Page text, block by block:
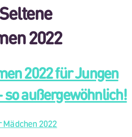
Seltene
2022
2022 für Jungen
so außergewöhnlich!